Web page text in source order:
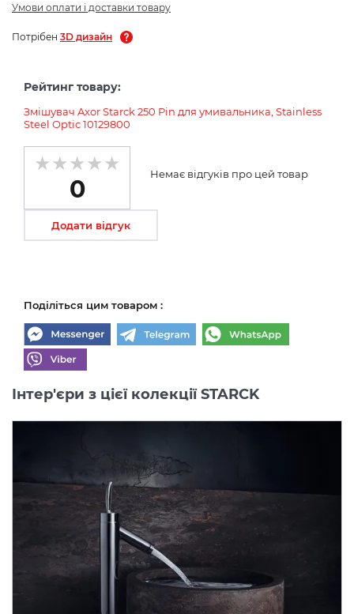
Умови оплати і доставки товару
Потрібен 3D дизайн
Рейтинг товару:
Змішувач Axor Starck 250 Pin для умивальника, Stainless
Steel Optic 10129800
0
Немає відгуків про цей товар
Додати відгук
Поділіться цим товаром :
Інтер'єри з цієї колекції STARCK